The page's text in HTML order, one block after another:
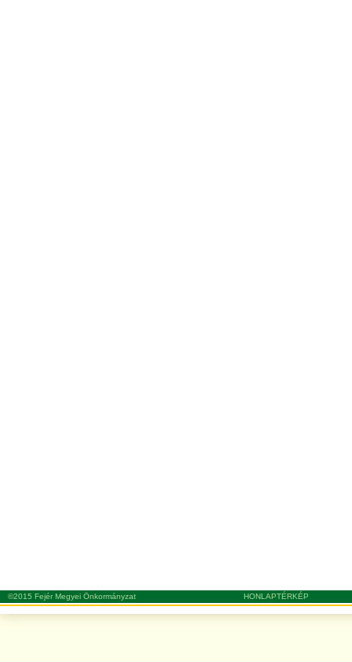
©2015 Fejér Megyei Önkormányzat HONLAPTÉRKÉP